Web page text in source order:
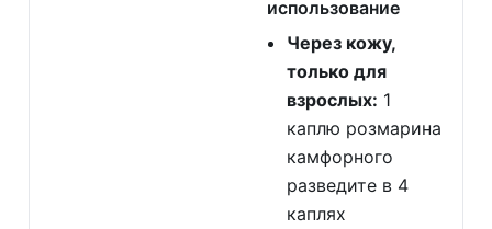
использование
Через кожу,
только для
взрослых: 1
каплю розмарина
камфорного
разведите в 4
каплях